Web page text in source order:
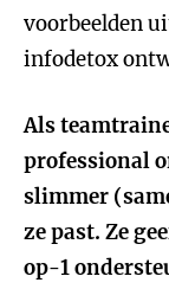
voorbeelden
infodetox
Als
professional
slimmer
ze past. Ze
op-1